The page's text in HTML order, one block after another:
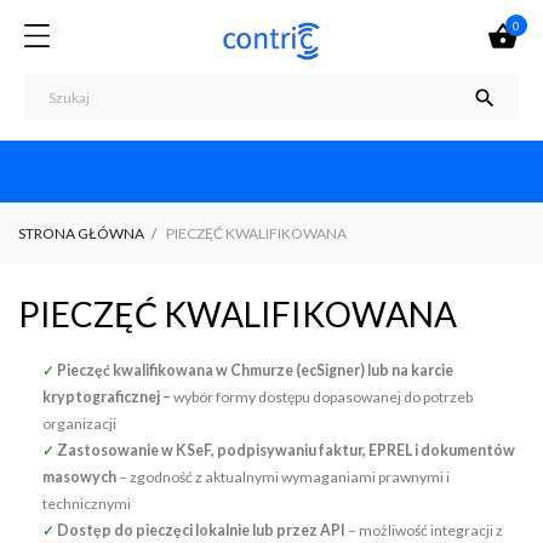

0

STRONA GŁÓWNA PIECZĘĆ KWALIFIKOWANA
PIECZĘĆ KWALIFIKOWANA
✓ Pieczęć kwalifikowana w Chmurze (ecSigner) lub na karcie
kryptograficznej – wybór formy dostępu dopasowanej do potrzeb
organizacji
✓ Zastosowanie w KSeF, podpisywaniu faktur, EPREL i dokumentów
masowych – zgodność z aktualnymi wymaganiami prawnymi i
technicznymi
✓ Dostęp do pieczęci lokalnie lub przez API – możliwość integracji z